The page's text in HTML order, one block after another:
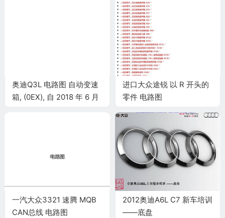
奥迪Q3L 电路图 自动变速
箱, (0EX), 自 2018 年 6 月
进口大众途锐 以 R 开头的
零件 电路图
一汽大众3321 速腾 MQB
CAN总线 电路图
2012奥迪A6L C7 新车培训
——底盘